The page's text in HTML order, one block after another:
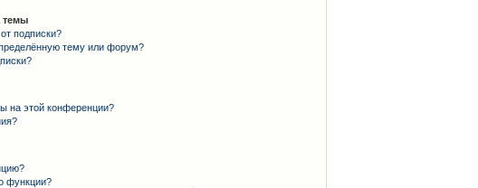
темы
подписки?
тему или форум?
на этой конференции?
функции?